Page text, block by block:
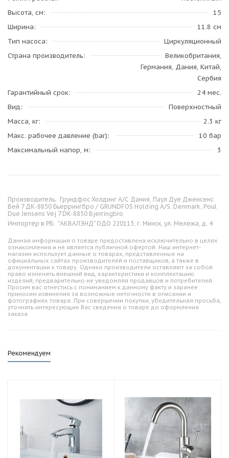
Высота, см
15
Ширина
11.8 см
Тип насоса
Циркуляционный
Страна производитель
Великобритания,
Германия, Дания, Китай,
Сербия
Гарантийный срок
24 мес.
Вид
Поверхностный
Масса, кг
2.3 кг
Макс. рабочее давление (bar)
10 бар
Максимальный напор, м
3
Производитель: Грундфос Холдинг А/С Дания, Паул Дуе Дженсенс
Вей 7 ДК-8850 Бьеррингбро / GRUNDFOS Holding A/S. Denmark, Poul
Due Jensens Vej 7 DK-8850 Bjerringbro
Импортёр в РБ: "АКВАЛЭНД" ОДО 220113, г. Минск, ул. Мележа, д. 4
Данная информация о товаре предоставлена исключительно в целях
ознакомления и не является публичной офертой. Наш интернет-
магазин использует данные о товарах, представленные на
официальных сайтах производителей и поставщиков, а также в
документации к товару. Однако производители оставляют за собой
право изменять внешний вид, характеристики и комплектацию
изделий, предварительно не уведомляя продавцов и потребителей.
Просим вас отнестись с пониманием к данному факту и заранее
приносим извинения за возможные неточности в описании и
фотографиях товара. При совершении покупки, убедительная просьба,
уточнять интересующие Вас сведения о товаре до оформления
заказа.
Рекомендуем